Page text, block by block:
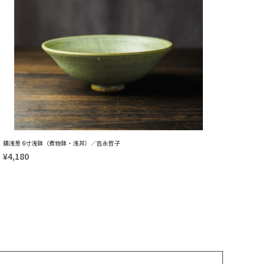
錆浅葱 6寸浅鉢（煮物鉢・浅丼）／吉永哲子
¥4,180